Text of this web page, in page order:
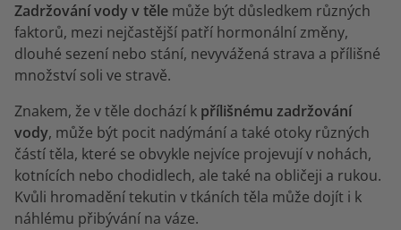
Zadržování vody v těle může být důsledkem různých
faktorů, mezi nejčastější patří hormonální změny,
dlouhé sezení nebo stání, nevyvážená strava a přílišné
množství soli ve stravě.
Znakem, že v těle dochází k přílišnému zadržování
vody, může být pocit nadýmání a také otoky různých
částí těla, které se obvykle nejvíce projevují v nohách,
kotnících nebo chodidlech, ale také na obličeji a rukou.
Kvůli hromadění tekutin v tkáních těla může dojít i k
náhlému přibývání na váze.